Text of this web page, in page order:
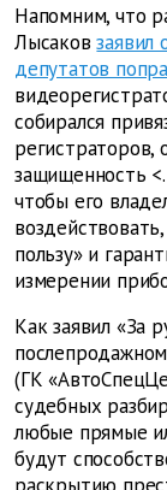
Напомним, что
Лысаков заявил
депутатов
собирался
защищенность
чтобы его
пользу» и
измерении
Как заявил «За
(ГК
судебных
любые прямые
будут